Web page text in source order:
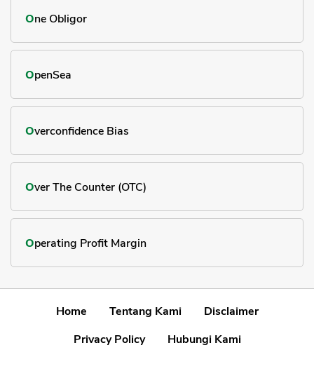
One Obligor
OpenSea
Overconfidence Bias
Over The Counter (OTC)
Operating Profit Margin
Home Tentang Kami
Disclaimer
Privacy Policy
Hubungi Kami